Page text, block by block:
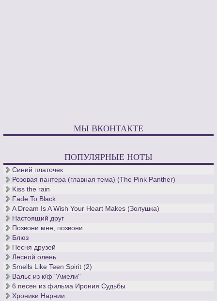
МЫ ВКОНТАКТЕ
ПОПУЛЯРНЫЕ НОТЫ
Синий платочек
Розовая пантера (главная тема) (The Pink Panther)
Kiss the rain
Fade To Black
A Dream Is A Wish Your Heart Makes (Золушка)
Настоящий друг
Позвони мне, позвони
Блюз
Песня друзей
Лесной олень
Smells Like Teen Spirit (2)
Вальс из к/ф ''Амели''
6 песен из фильма Ирония Судьбы
Хроники Нарнии